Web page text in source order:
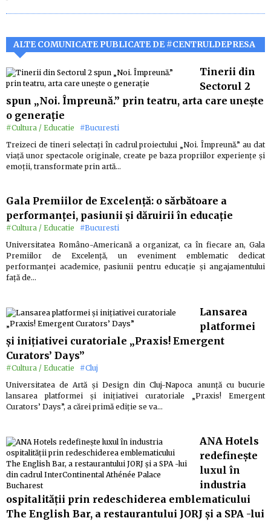
ALTE COMUNICATE PUBLICATE DE #CENTRULDEPRESA
Tinerii din
Sectorul 2
spun „Noi. Împreună.” prin teatru, arta care unește
o generație
#Cultura / Educatie
#Bucuresti
Treizeci de tineri selectați în cadrul proiectului „Noi. Împreună.” au dat
viață unor spectacole originale, create pe baza propriilor experiențe și
emoții, transformate prin artă…
Gala Premiilor de Excelență: o sărbătoare a
performanței, pasiunii și dăruirii în educație
#Cultura / Educatie
#Bucuresti
Universitatea Româno-Americană a organizat, ca în fiecare an, Gala
Premiilor de Excelență, un eveniment emblematic dedicat
performanței academice, pasiunii pentru educație și angajamentului
față de…
Lansarea
platformei
și inițiativei curatoriale „Praxis! Emergent
Curators’ Days”
#Cultura / Educatie
#Cluj
Universitatea de Artă și Design din Cluj-Napoca anunță cu bucurie
lansarea platformei și inițiativei curatoriale „Praxis! Emergent
Curators’ Days”, a cărei primă ediție se va…
ANA Hotels
redefinește
luxul în
industria
ospitalității prin redeschiderea emblematicului
The English Bar, a restaurantului JORJ și a SPA -lui